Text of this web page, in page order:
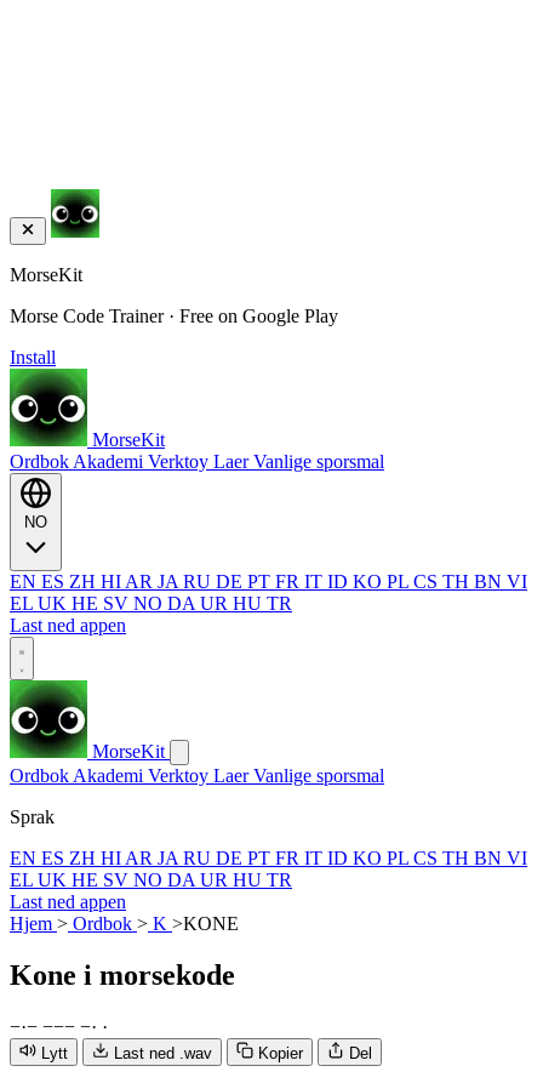
MorseKit
Morse Code Trainer · Free on Google Play
Install
MorseKit
Ordbok Akademi Verktoy LaerVanlige sporsmal
EN ES ZH HI AR JA RU DE PT FR IT ID KO PL CS TH BN VI
EL UK HE SV NO DA UR HU TR
Last ned appen
MorseKit
Ordbok Akademi Verktoy LaerVanlige sporsmal
Sprak
EN ES ZH HI AR JA RU DE PT FR IT ID KO PL CS TH BN VI
EL UK HE SV NO DA UR HU TR
Last ned appen
Hjem > Ordbok > K >KONE
Kone i morsekode
−·− −−− −· ·
Lytt Last ned .wav Kopier Del